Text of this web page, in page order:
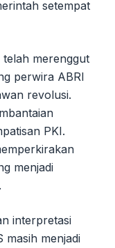
setempat
telah merenggut
perwira ABRI
revolusi.
PKI.
menjadi
interpretasi
masih menjadi